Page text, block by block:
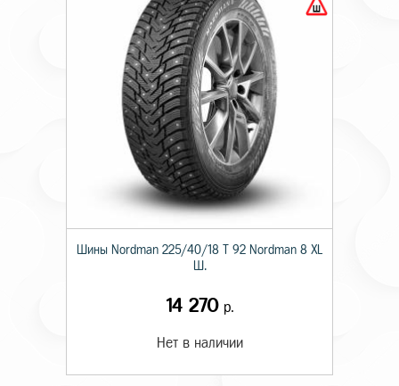
Шины Nordman 225/40/18 T 92 Nordman 8 XL
Ш.
14 270р.
Нет в наличии